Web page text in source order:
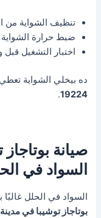
تنظيف الشواية من
ضبط حرارة
اختبار التشغيل قبل
ده بيخلي الشواية
19224
.
صيانة
السواد في الحلل
السواد في الحلل
بوتاجاز توشيبا في مدينة